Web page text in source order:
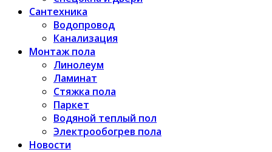
Сантехника
Водопровод
Канализация
Монтаж пола
Линолеум
Ламинат
Стяжка пола
Паркет
Водяной теплый пол
Электрообогрев пола
Новости